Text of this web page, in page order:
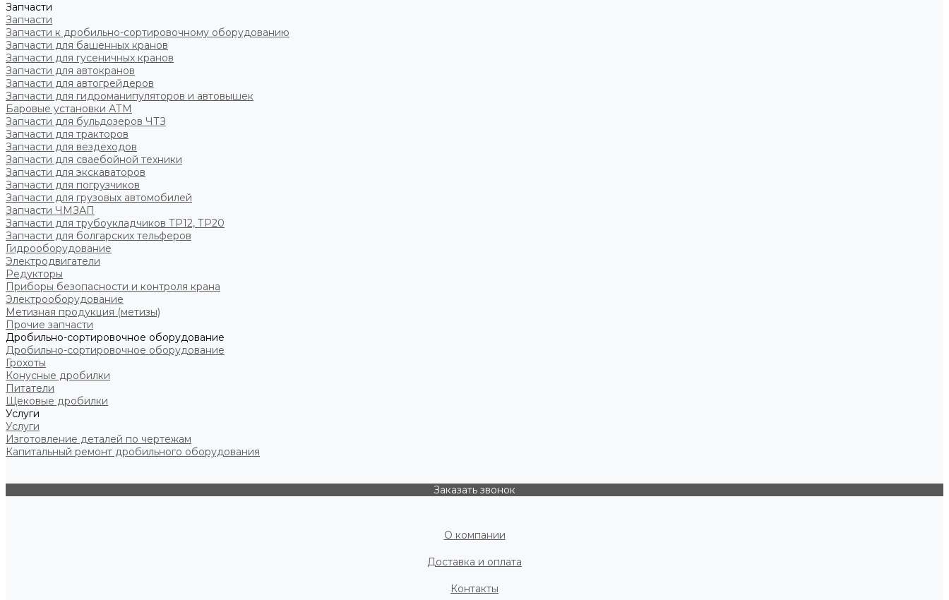
Запчасти
Запчасти
Запчасти к дробильно-сортировочному оборудованию
Запчасти для башенных кранов
Запчасти для гусеничных кранов
Запчасти для автокранов
Запчасти для автогрейдеров
Запчасти для гидроманипуляторов и автовышек
Баровые установки АТМ
Запчасти для бульдозеров ЧТЗ
Запчасти для тракторов
Запчасти для вездеходов
Запчасти для сваебойной техники
Запчасти для экскаваторов
Запчасти для погрузчиков
Запчасти для грузовых автомобилей
Запчасти ЧМЗАП
Запчасти для трубоукладчиков ТР12, ТР20
Запчасти для болгарских тельферов
Гидрооборудование
Электродвигатели
Редукторы
Приборы безопасности и контроля крана
Электрооборудование
Метизная продукция (метизы)
Прочие запчасти
Дробильно-сортировочное оборудование
Дробильно-сортировочное оборудование
Грохоты
Конусные дробилки
Питатели
Щековые дробилки
Услуги
Услуги
Изготовление деталей по чертежам
Капитальный ремонт дробильного оборудования
Заказать звонок
О компании
Доставка и оплата
Контакты